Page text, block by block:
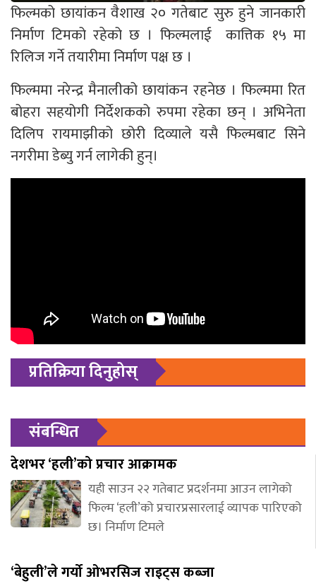
फिल्मको छायांकन वैशाख २० गतेबाट सुरु हुने जानकारी
निर्माण टिमको रहेको छ । फिल्मलाई कात्तिक १५ मा
रिलिज गर्ने तयारीमा निर्माण पक्ष छ ।
फिल्ममा नरेन्द्र मैनालीको छायांकन रहनेछ । फिल्ममा रित
बोहरा सहयोगी निर्देशकको रुपमा रहेका छन् । अभिनेता
दिलिप रायमाझीको छोरी दिव्याले यसै फिल्मबाट सिने
नगरीमा डेब्यु गर्न लागेकी हुन्।
प्रतिक्रिया दिनुहोस्
संबन्धित
देशभर ‘हली’को प्रचार आक्रामक
यही साउन २२ गतेबाट प्रदर्शनमा आउन लागेको
फिल्म ‘हली’को प्रचारप्रसारलाई व्यापक पारिएको
छ। निर्माण टिमले
‘बेहुली’ले गर्यो ओभरसिज राइट्स कब्जा